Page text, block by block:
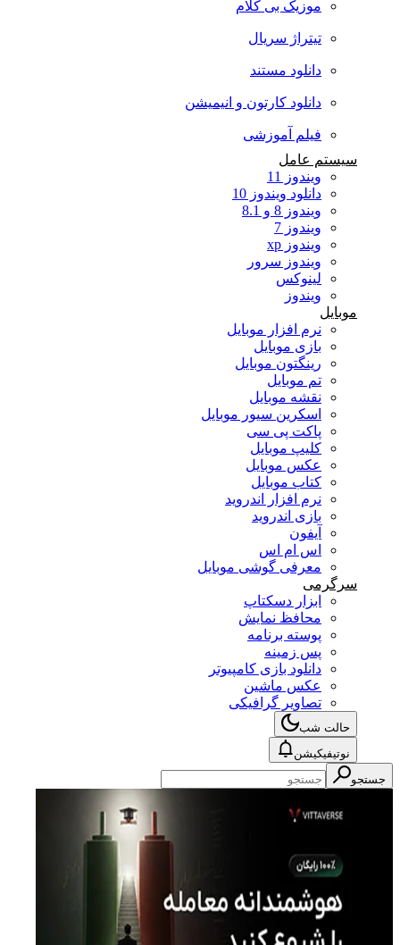
موزیک بی کلام
تیتراژ سریال
دانلود مستند
دانلود کارتون و انیمیشن
فیلم آموزشی
سیستم عامل
ویندوز 11
دانلود ویندوز 10
ویندوز 8 و 8.1
ویندوز 7
ویندوز xp
ویندوز سرور
لینوکس
ویندوز
موبایل
نرم افزار موبایل
بازی موبایل
رینگتون موبایل
تم موبایل
نقشه موبایل
اسکرین سیور موبایل
پاکت پی سی
کلیپ موبایل
عکس موبایل
کتاب موبایل
نرم افزار اندروید
بازی اندروید
آیفون
اس ام اس
معرفی گوشی موبایل
سرگرمی
ابزار دسکتاپ
محافظ نمایش
پوسته برنامه
پس زمینه
دانلود بازی کامپیوتر
عکس ماشین
تصاویر گرافیکی
حالت شب
نوتیفیکیشن
جستجو